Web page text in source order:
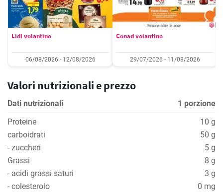
Lidl volantino
06/08/2026 - 12/08/2026
Conad volantino
29/07/2026 - 11/08/2026
Valori nutrizionali e prezzo
Dati nutrizionali
1 porzione
Proteine
10 g
carboidrati
50 g
- zuccheri
5 g
Grassi
8 g
- acidi grassi saturi
3 g
- colesterolo
0 mg